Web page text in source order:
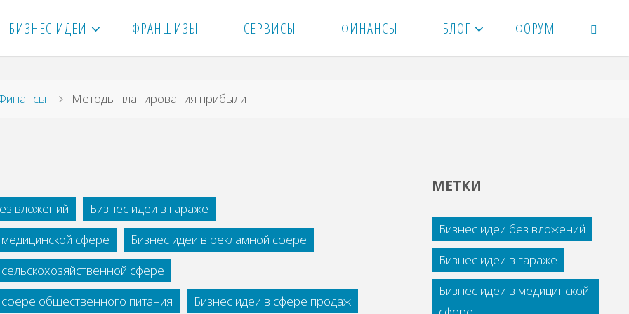
БИЗНЕС ИДЕИ ФРАНШИЗЫ СЕРВИСЫ ФИНАНСЫ БЛОГ ФОРУМ
Методы планирования прибыли
вложений
Бизнес идеи в гараже
сфере
Бизнес идеи в рекламной сфере
сфере
общественного питания
Бизнес идеи в сфере продаж
МЕТКИ
Бизнес идеи без вложений
Бизнес идеи в гараже
Бизнес идеи в медицинской